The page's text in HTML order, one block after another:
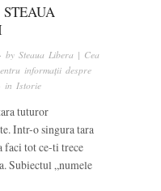
· bySteaua Libera | Cea
informații despre
· inIstorie
tuturor
Intr-o singura tara
faci tot ce-ti trece
Subiectul „numele